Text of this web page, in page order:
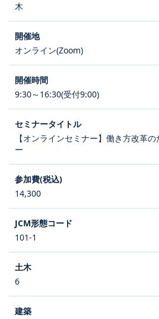
木
オンライン(Zoom)
9:30～16:30(受付9:00)
【オンラインセミナー】働き方改革
ー
14,300
101-1
6